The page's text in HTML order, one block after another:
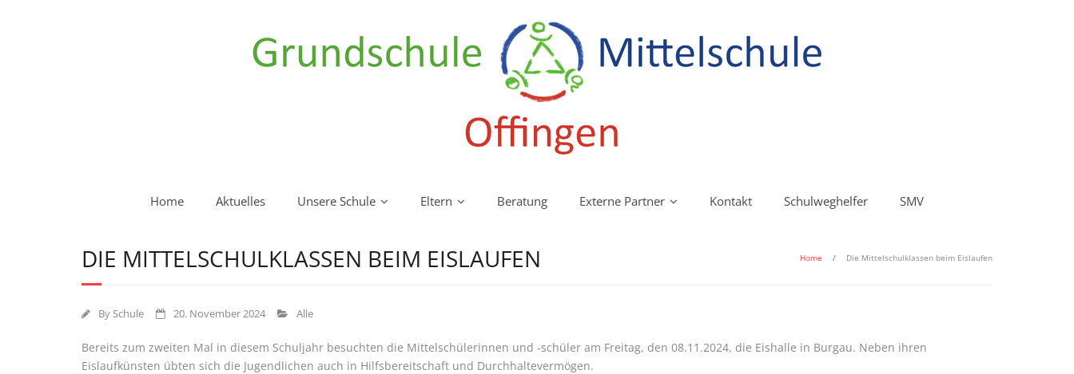
Home Aktuelles Unsere Schule Eltern Beratung Externe Partner Kontakt Schulweghelfer SMV
DIE MITTELSCHULKLASSEN BEIM EISLAUFEN Home / Die Mittelschulklassen beim Eislaufen
BySchule 20. November 2024 Alle
Bereits zum zweiten Mal in diesem Schuljahr besuchten die Mittelschülerinnen und -schüler am Freitag, den 08.11.2024, die Eishalle in Burgau. Neben ihren
Eislaufkünsten übten sich die Jugendlichen auch in Hilfsbereitschaft und Durchhaltevermögen.